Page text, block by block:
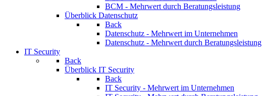
BCM - Mehrwert durch Beratungsleistung
Überblick Datenschutz
Back
Datenschutz - Mehrwert im Unternehmen
Datenschutz - Mehrwert durch Beratungsleistung
IT Security
Back
Überblick IT Security
Back
IT Security - Mehrwert im Unternehmen